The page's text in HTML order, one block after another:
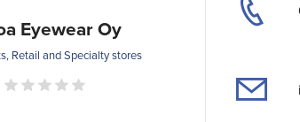
Eyewear Oy
Retail and Specialty stores